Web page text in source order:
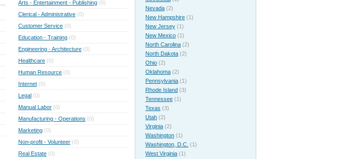
Arts - Entertainment - Publishing (0)
Clerical - Administrative (0)
Customer Service (0)
Education - Training (0)
Engineering - Architecture (0)
Healthcare (0)
Human Resource (0)
Internet (0)
Legal (0)
Manual Labor (0)
Manufacturing - Operations (0)
Marketing (0)
Non-profit - Volunteer (0)
Real Estate (0)
Nevada (2)
New Hampshire (1)
New Jersey (1)
New Mexico (1)
North Carolina (2)
North Dakota (2)
Ohio (2)
Oklahoma (2)
Pennsylvania (1)
Rhode Island (3)
Tennessee (1)
Texas (3)
Utah (2)
Virginia (2)
Washington (1)
Washington, D.C. (1)
West Virginia (1)